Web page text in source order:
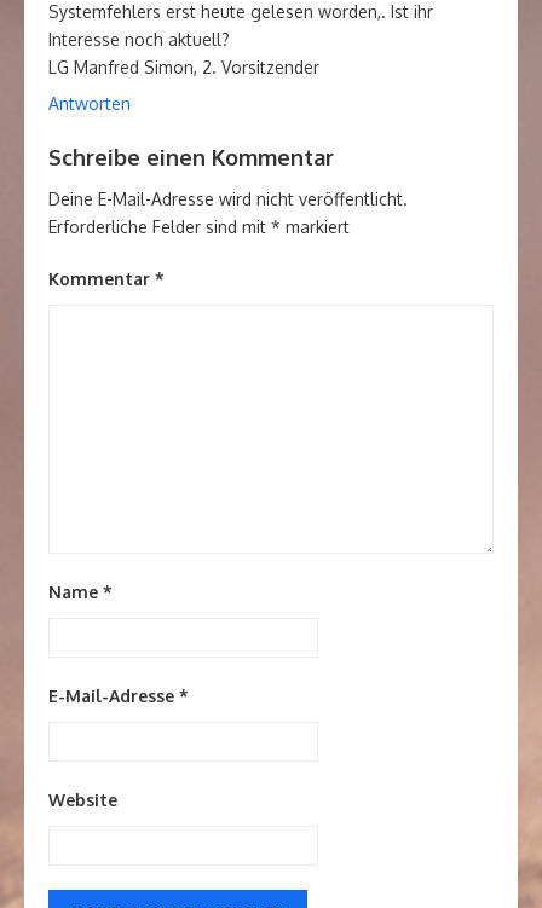
Systemfehlers erst heute gelesen worden,. Ist ihr
Interesse noch aktuell?
LG Manfred Simon, 2. Vorsitzender
Antworten
Schreibe einen Kommentar
Deine E-Mail-Adresse wird nicht veröffentlicht.
Erforderliche Felder sind mit * markiert
Kommentar *
Name *
E-Mail-Adresse *
Website